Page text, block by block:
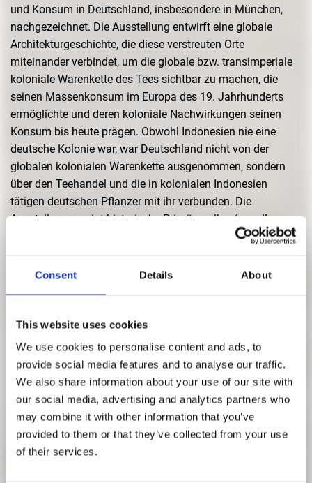
Consent Details About
This website uses cookies
We use cookies to personalise content and ads, to
provide social media features and to analyse our traffic.
We also share information about your use of our site with
our social media, advertising and analytics partners who
may combine it with other information that you’ve
provided to them or that they’ve collected from your use
of their services.
und Konsum in Deutschland, insbesondere in München,
nachgezeichnet. Die Ausstellung entwirft eine globale
Architekturgeschichte, die diese verstreuten Orte
miteinander verbindet, um die globale bzw. transimperiale
koloniale Warenkette des Tees sichtbar zu machen, die
seinen Massenkonsum im Europa des 19. Jahrhunderts
ermöglichte und deren koloniale Nachwirkungen seinen
Konsum bis heute prägen. Obwohl Indonesien nie eine
deutsche Kolonie war, war Deutschland nicht von der
globalen kolonialen Warenkette ausgenommen, sondern
über den Teehandel und die in kolonialen Indonesien
tätigen deutschen Pflanzer mit ihr verbunden. Die
Ausstellung vereint historische Primärquellen (vor allem
Fotografien, Zeichnungen und Zeitungen), Artefakte des
über eine ehemalige Teeplantage in West-Java aus der
Team
Kurator, Forschung und Koordination: Geraldus
Martimbang
Studentische Ko-Kurator:innen, Forschung und
Ausstellungsdesign: Felix Mascotto, Eléonore Cicchini,
Lorenzo Edward, Jakob Spickers